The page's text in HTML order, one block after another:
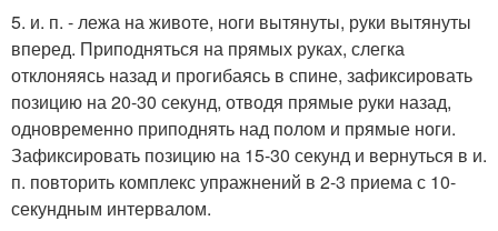
5. и. п. - лежа на животе, ноги вытянуты, руки вытянуты
вперед. Приподняться на прямых руках, слегка
отклоняясь назад и прогибаясь в спине, зафиксировать
позицию на 20-30 секунд, отводя прямые руки назад,
одновременно приподнять над полом и прямые ноги.
Зафиксировать позицию на 15-30 секунд и вернуться в и.
п. повторить комплекс упражнений в 2-3 приема с 10-
секундным интервалом.